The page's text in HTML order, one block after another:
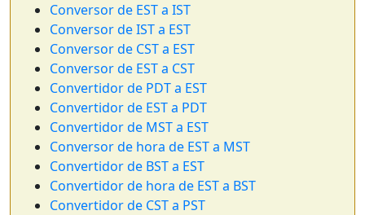
Conversor de EST a IST
Conversor de IST a EST
Conversor de CST a EST
Conversor de EST a CST
Convertidor de PDT a EST
Convertidor de EST a PDT
Convertidor de MST a EST
Conversor de hora de EST a MST
Convertidor de BST a EST
Convertidor de hora de EST a BST
Convertidor de CST a PST